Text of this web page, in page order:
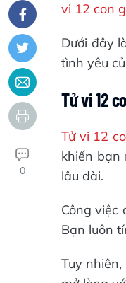
0
vi 12 con
Dưới đây
tình yêu
Tử vi 12
Tử vi 12
khiến bạn
lâu dài.
Công việc
Bạn luôn
Tuy